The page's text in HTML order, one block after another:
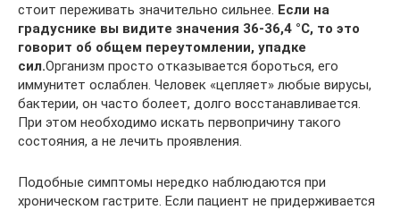
стоит переживать значительно сильнее. Если на
градуснике вы видите значения 36-36,4 °С, то это
говорит об общем переутомлении, упадке
сил.Организм просто отказывается бороться, его
иммунитет ослаблен. Человек «цепляет» любые вирусы,
бактерии, он часто болеет, долго восстанавливается.
При этом необходимо искать первопричину такого
состояния, а не лечить проявления.
Подобные симптомы нередко наблюдаются при
хроническом гастрите. Если пациент не придерживается